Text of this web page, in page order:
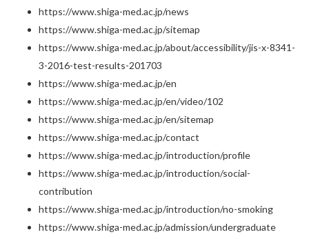
https://www.shiga-med.ac.jp/news
https://www.shiga-med.ac.jp/sitemap
https://www.shiga-med.ac.jp/about/accessibility/jis-x-8341-
3-2016-test-results-201703
https://www.shiga-med.ac.jp/en
https://www.shiga-med.ac.jp/en/video/102
https://www.shiga-med.ac.jp/en/sitemap
https://www.shiga-med.ac.jp/contact
https://www.shiga-med.ac.jp/introduction/profile
https://www.shiga-med.ac.jp/introduction/social-
contribution
https://www.shiga-med.ac.jp/introduction/no-smoking
https://www.shiga-med.ac.jp/admission/undergraduate